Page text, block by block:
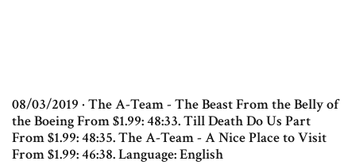
08/03/2019 · The A-Team - The Beast From the Belly of
the Boeing From $1.99: 48:33. Till Death Do Us Part
From $1.99: 48:35. The A-Team - A Nice Place to Visit
From $1.99: 46:38. Language: English